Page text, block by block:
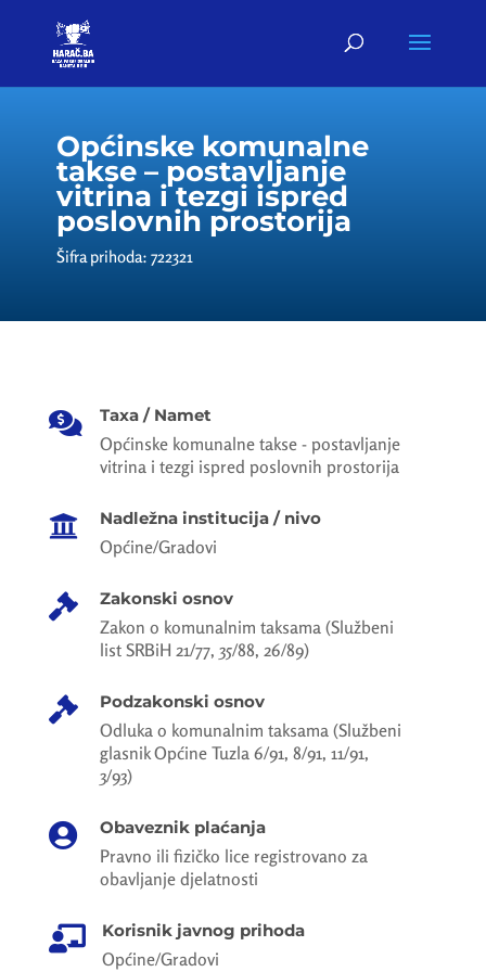
Općinske komunalne
takse – postavljanje
vitrina i tezgi ispred
poslovnih prostorija
Šifra prihoda: 722321
 Taxa / Namet
Općinske komunalne takse - postavljanje
vitrina i tezgi ispred poslovnih prostorija
 Nadležna institucija / nivo
Općine/Gradovi
 Zakonski osnov
Zakon o komunalnim taksama (Službeni
list SRBiH 21/77, 35/88, 26/89)
 Podzakonski osnov
Odluka o komunalnim taksama (Službeni
glasnik Općine Tuzla 6/91, 8/91, 11/91,
3/93)
 Obaveznik plaćanja
Pravno ili fizičko lice registrovano za
obavljanje djelatnosti
 Korisnik javnog prihoda
Općine/Gradovi